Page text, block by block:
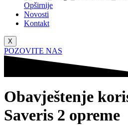
Opširnije
Novosti
Kontakt
X
POZOVITE NAS
Obavještenje
Saveris 2 opreme